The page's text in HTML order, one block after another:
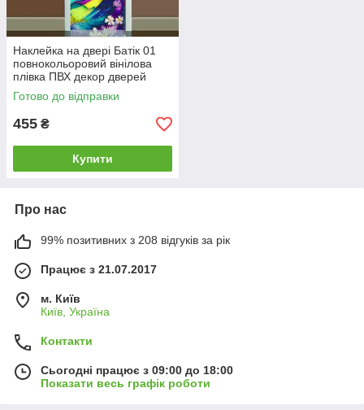
Наклейка на двері Батік 01
повнокольоровий вінілова
плівка ПВХ декор дверей
скинали 60*180 см
Готово до відправки
455 ₴
Купити
Про нас
99% позитивних з 208 відгуків за рік
Працює з 21.07.2017
м. Київ
Київ, Україна
Контакти
Сьогодні працює з 09:00 до 18:00
Показати весь графік роботи